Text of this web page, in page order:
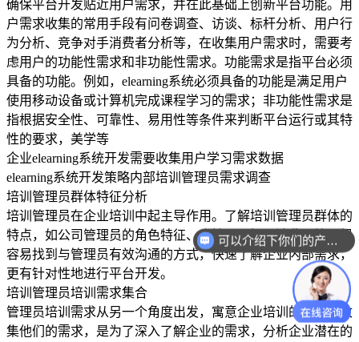
确保平台开发贴近用户需求，并在此基础上创新平台功能。用
户需求收集的常用手段有问卷调查、访谈、标杆分析、用户行
为分析、竞争对手消费者分析等，在收集用户需求时，需要考
虑用户的功能性需求和非功能性需求。功能需求是指平台必须
具备的功能。例如，elearning系统必须具备的功能是满足用户
使用移动设备或计算机完成课程学习的需求；非功能性需求是
指根据安全性、可靠性、易用性等条件来判断平台运行或其特
性的要求，美学等
企业elearning系统开发需要收集用户学习需求数据
elearning系统开发策略内部培训管理员需求调查
培训管理员群体特征分析
培训管理员在企业培训中起主导作用。了解培训管理员群体的
特点，如公司管理员的角色特征、个性、习惯、消费观等，很
容易找到与管理员有效沟通的方式，快速了解企业内部需求，
更有针对性地进行平台开发。
培训管理员培训需求集合
管理员培训需求从另一个角度出发，寓意企业培训的目标。收
集他们的需求，是为了深入了解企业的需求，分析企业潜在的
可以介绍下你们的产品么？